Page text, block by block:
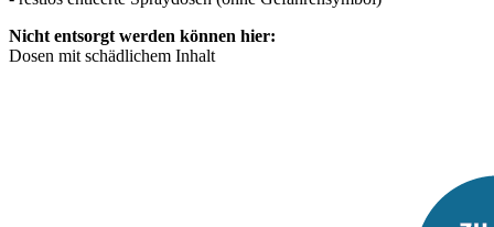
Nicht entsorgt werden können hier:
Dosen mit schädlichem Inhalt